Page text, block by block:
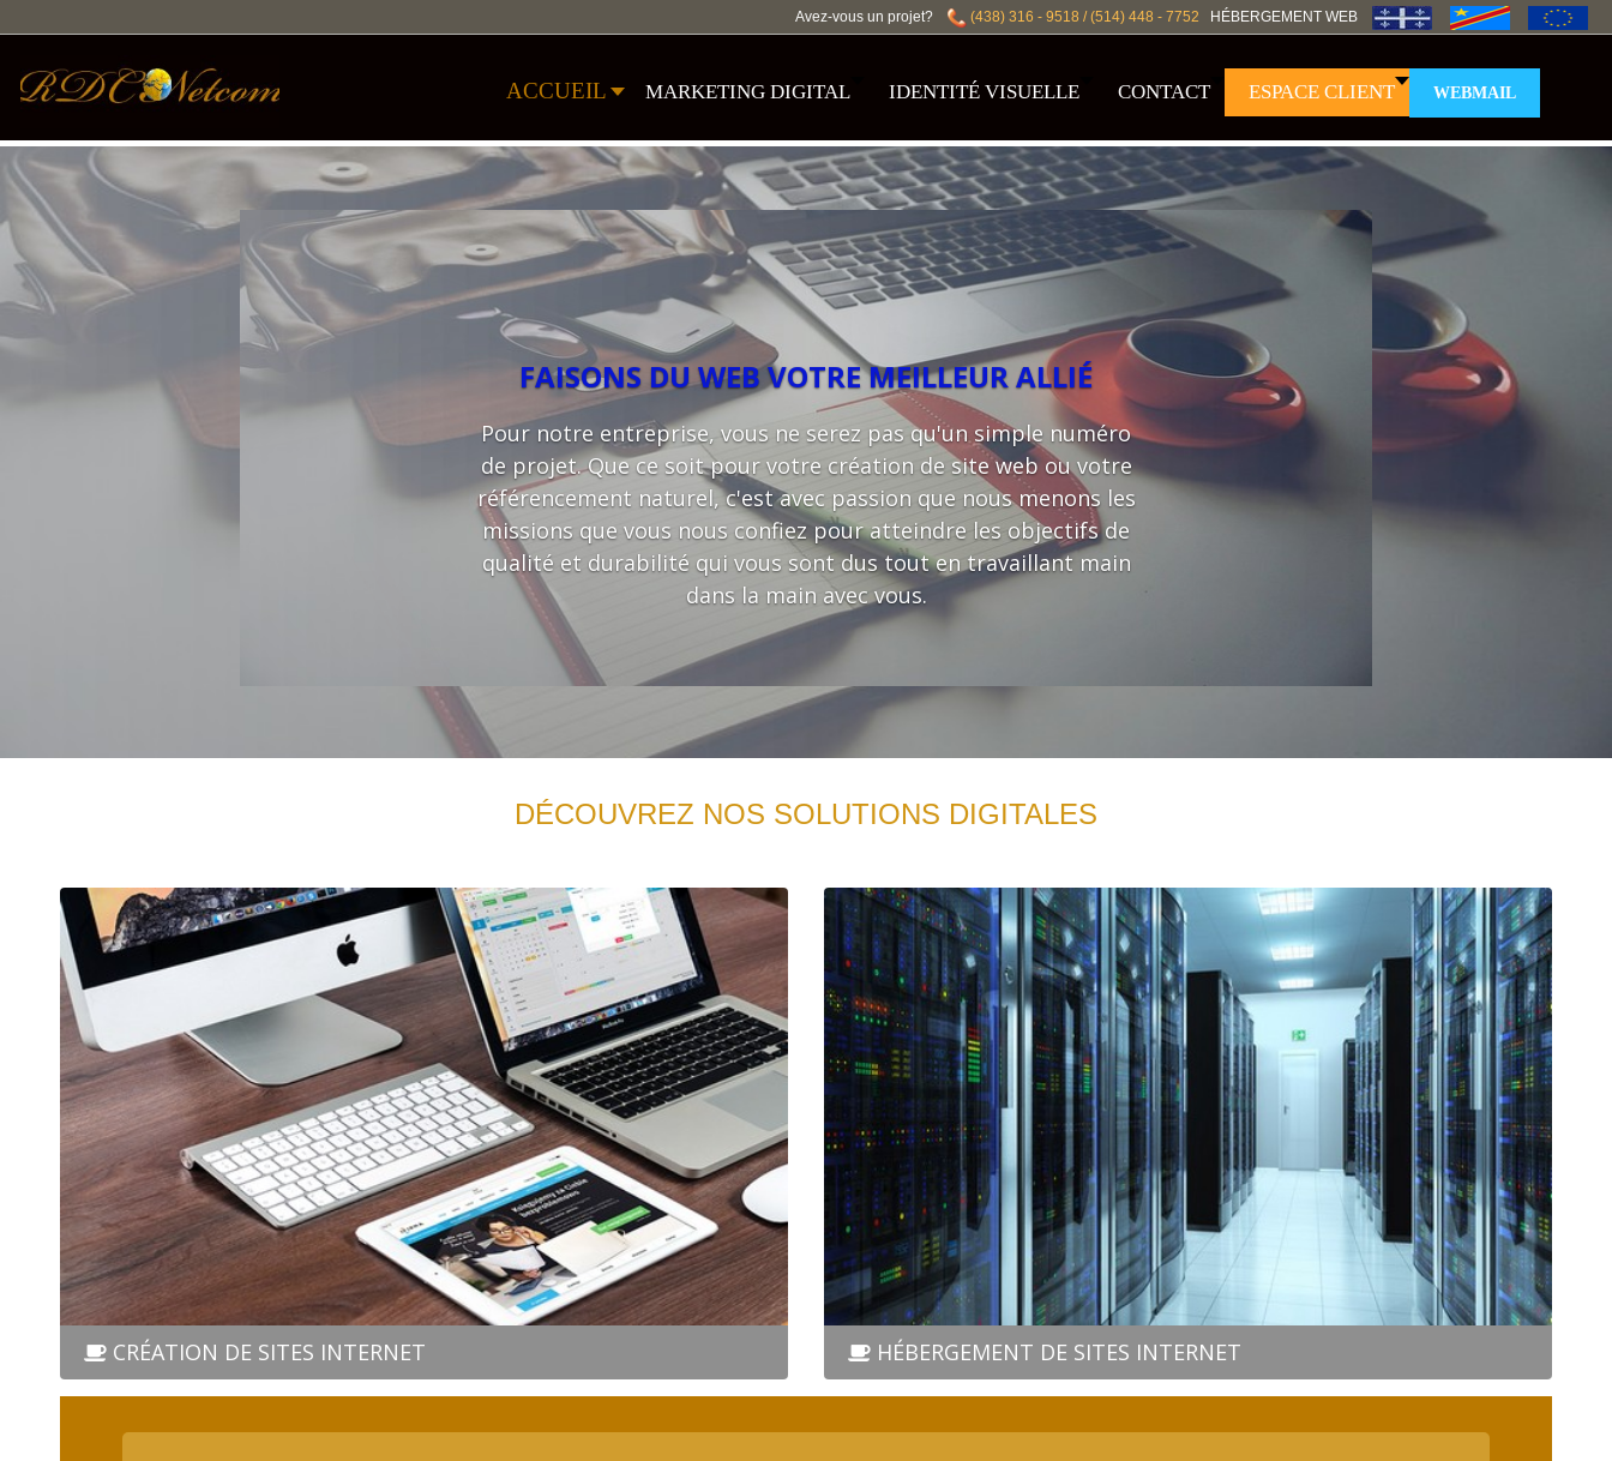
Avez-vous un projet? (438) 316 - 9518 / (514) 448 - 7752 HÉBERGEMENT WEB
ACCUEIL MARKETING DIGITAL IDENTITÉ VISUELLE CONTACT ESPACE CLIENT WEBMAIL
FAISONS DU WEB VOTRE MEILLEUR ALLIÉ
Pour notre entreprise, vous ne serez pas qu'un simple numéro
de projet. Que ce soit pour votre création de site web ou votre
référencement naturel, c'est avec passion que nous menons les
missions que vous nous confiez pour atteindre les objectifs de
qualité et durabilité qui vous sont dus tout en travaillant main
dans la main avec vous.
DÉCOUVREZ NOS SOLUTIONS DIGITALES
CRÉATION DE SITES INTERNET HÉBERGEMENT DE SITES INTERNET